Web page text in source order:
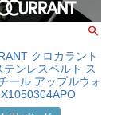
クロカラント
テンレスベルト ス
ール アップルウォ